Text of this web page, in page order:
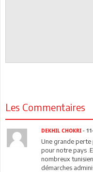
Les Commentaires
DEKHIL CHOKRI -
Une grande perte
pour notre pays
nombreux
démarches